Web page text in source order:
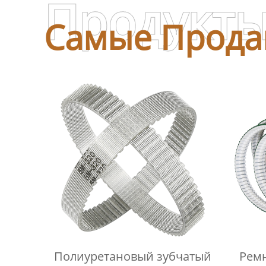
Самые
Полиуретановый зубчатый